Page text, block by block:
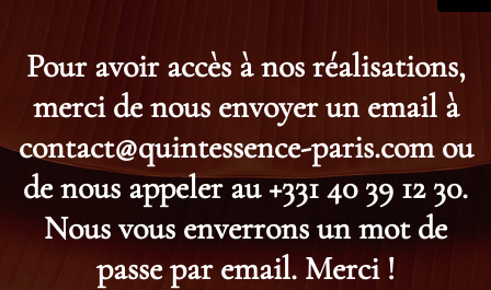
Pour avoir accès à nos réalisations,
merci de nous envoyer un email à
contact@quintessence-paris.com ou
de nous appeler au +331 40 39 12 30.
Nous vous enverrons un mot de
passe par email. Merci !